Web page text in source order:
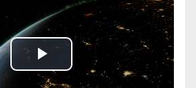
Play